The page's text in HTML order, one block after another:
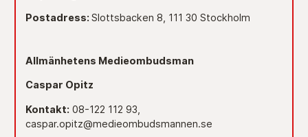
Postadress: Slottsbacken 8, 111 30 Stockholm
Allmänhetens Medieombudsman
Caspar Opitz
Kontakt: 08-122 112 93,
caspar.opitz@medieombudsmannen.se